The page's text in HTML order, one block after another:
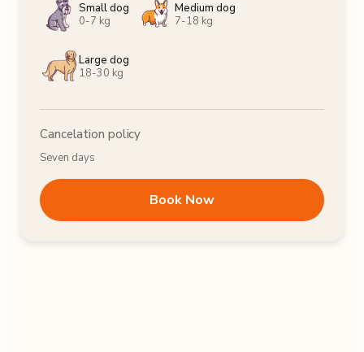
Small dog
0-7 kg
Medium dog
7-18 kg
Large dog
18-30 kg
Cancelation policy
Seven days
Book Now